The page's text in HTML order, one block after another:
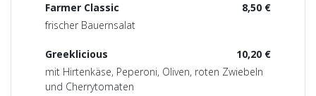
8,50 €
Farmer Classic
frischer Bauernsalat
10,20 €
Greeklicious
mit Hirtenkäse, Peperoni, Oliven, roten Zwiebeln
und Cherrytomaten